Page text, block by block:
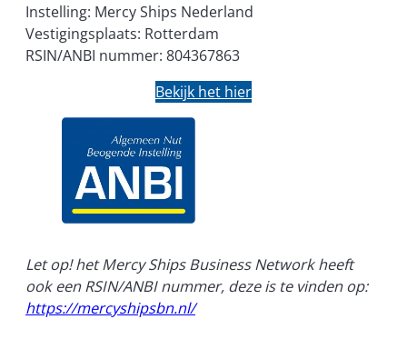
Instelling: Mercy Ships Nederland
Vestigingsplaats: Rotterdam
RSIN/ANBI nummer: 804367863
Bekijk het hier
Let op! het Mercy Ships Business Network heeft
ook een RSIN/ANBI nummer, deze is te vinden op:
https://mercyshipsbn.nl/